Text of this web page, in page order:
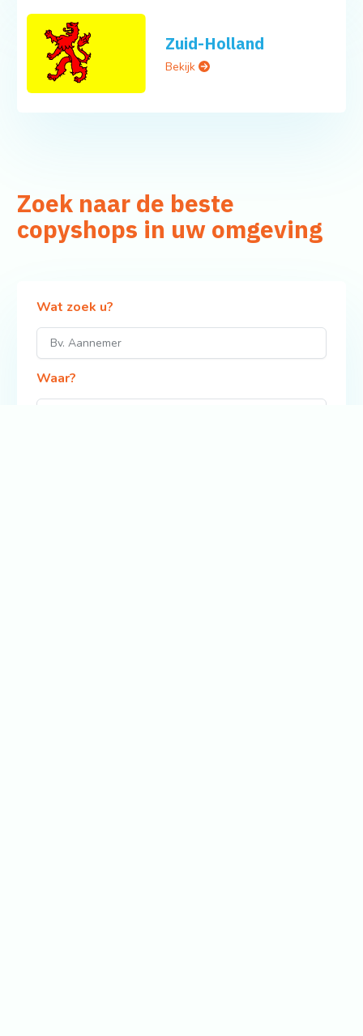
Zuid-Holland
Bekijk
Zoek naar de beste
copyshops in uw omgeving
Wat zoek u?
Waar?